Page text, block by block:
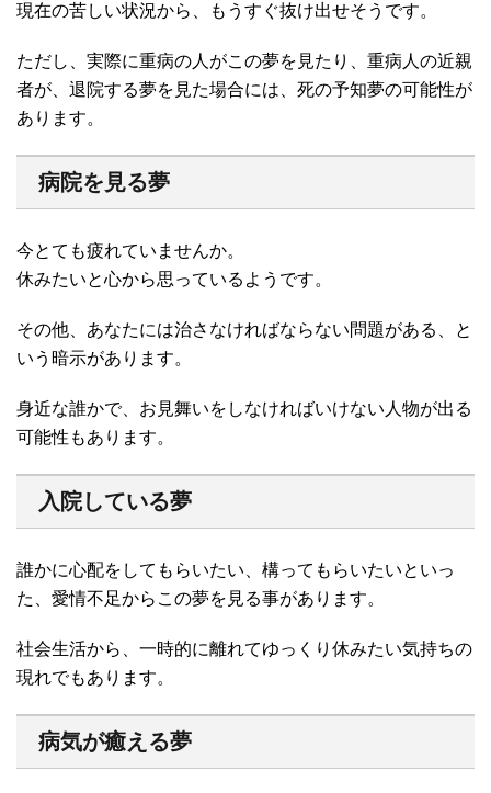
現在の苦しい状況から、もうすぐ抜け出せそうです。
ただし、実際に重病の人がこの夢を見たり、重病人の近親
者が、退院する夢を見た場合には、死の予知夢の可能性が
あります。
病院を見る夢
今とても疲れていませんか。
休みたいと心から思っているようです。
その他、あなたには治さなければならない問題がある、と
いう暗示があります。
身近な誰かで、お見舞いをしなければいけない人物が出る
可能性もあります。
入院している夢
誰かに心配をしてもらいたい、構ってもらいたいといっ
た、愛情不足からこの夢を見る事があります。
社会生活から、一時的に離れてゆっくり休みたい気持ちの
現れでもあります。
病気が癒える夢